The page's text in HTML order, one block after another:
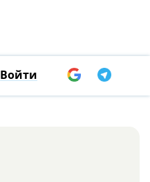
Войти